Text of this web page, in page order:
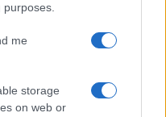
me
storage
on web or